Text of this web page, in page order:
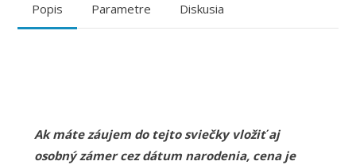
Popis
Parametre Diskusia
Ak máte záujem do tejto sviečky vložiť aj
osobný zámer cez dátum narodenia, cena je